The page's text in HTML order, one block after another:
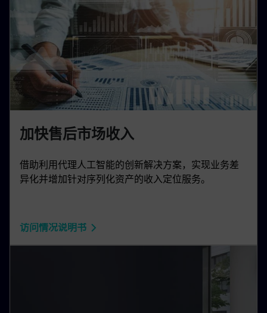
加快售后市场收入
借助利用代理人工智能的创新解决方案，实现业务差
异化并增加针对序列化资产的收入定位服务。
访问情况说明书